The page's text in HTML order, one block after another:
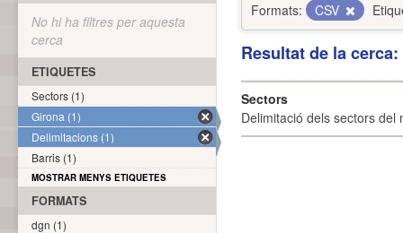
Formats:
CSV
Resultat de la
Sectors
Delimitació dels sectors del
No hi ha filtres per aquesta
cerca
ETIQUETES
Sectors (1)
Girona (1)
Delimitacions (1)
Barris (1)
MOSTRAR MENYS ETIQUETES
FORMATS
dgn (1)